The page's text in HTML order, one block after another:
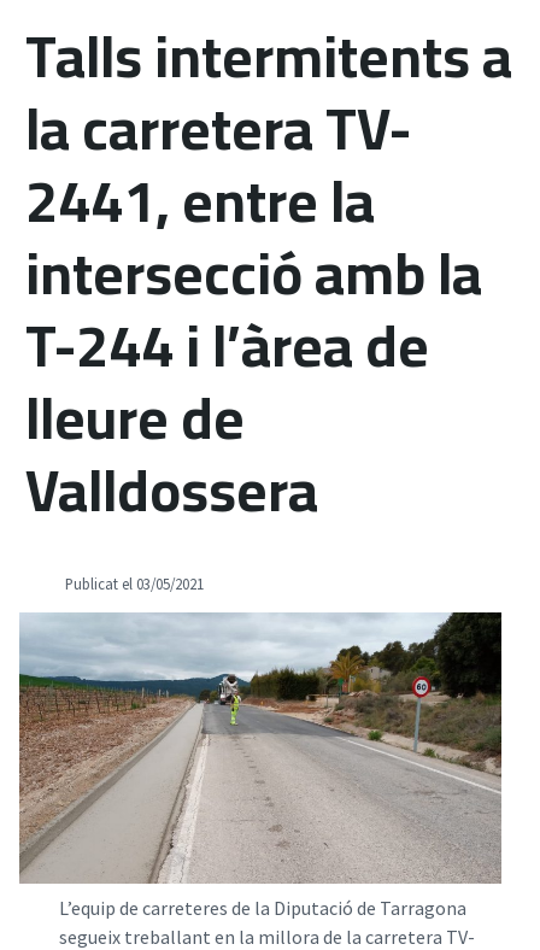
Talls intermitents a
la carretera TV-
2441, entre la
intersecció amb la
T-244 i l’àrea de
lleure de
Valldossera
Publicat el 03/05/2021
L’equip de carreteres de la Diputació de Tarragona
segueix treballant en la millora de la carretera TV-